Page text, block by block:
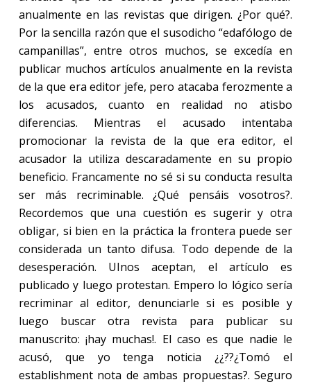
anualmente en las revistas que dirigen. ¿Por qué?.
Por la sencilla razón que el susodicho “edafólogo de
campanillas”, entre otros muchos, se excedía en
publicar muchos artículos anualmente en la revista
de la que era editor jefe, pero atacaba ferozmente a
los acusados, cuanto en realidad no atisbo
diferencias. Mientras el acusado intentaba
promocionar la revista de la que era editor, el
acusador la utiliza descaradamente en su propio
beneficio. Francamente no sé si su conducta resulta
ser más recriminable. ¿Qué pensáis vosotros?.
Recordemos que una cuestión es sugerir y otra
obligar, si bien en la práctica la frontera puede ser
considerada un tanto difusa. Todo depende de la
desesperación. UInos aceptan, el artículo es
publicado y luego protestan. Empero lo lógico sería
recriminar al editor, denunciarle si es posible y
luego buscar otra revista para publicar su
manuscrito: ¡hay muchas!. El caso es que nadie le
acusó, que yo tenga noticia ¿¿??¿Tomó el
establishment nota de ambas propuestas?. Seguro